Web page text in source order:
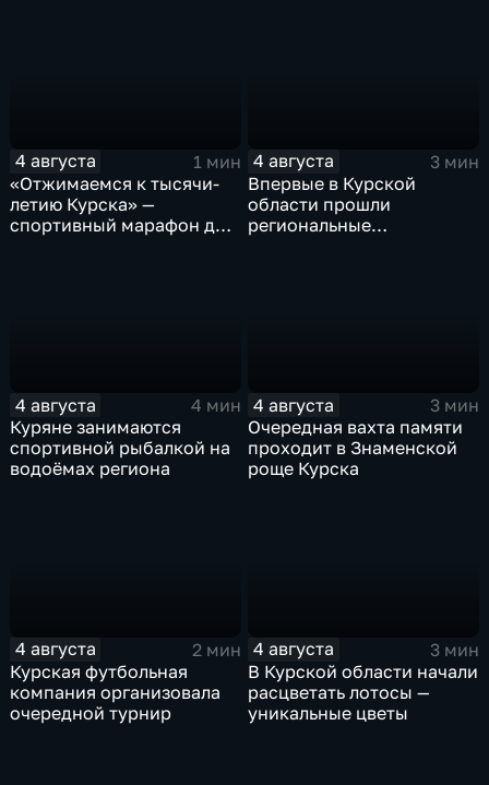
4 августа
1 мин
«Отжимаемся к тысячи-
летию Курска» —
спортивный марафон для
4 августа
3 мин
Впервые в Курской
области прошли
региональные
4 августа
4 мин
Куряне занимаются
спортивной рыбалкой на
водоёмах региона
4 августа
3 мин
Очередная вахта памяти
проходит в Знаменской
роще Курска
4 августа
2 мин
Курская футбольная
компания организовала
очередной турнир
4 августа
3 мин
В Курской области начали
расцветать лотосы —
уникальные цветы